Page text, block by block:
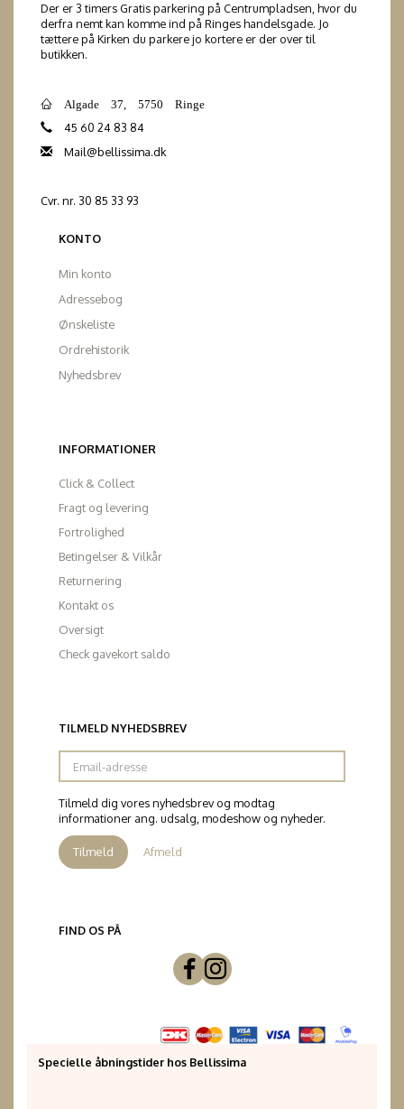
Der er 3 timers Gratis parkering på Centrumpladsen, hvor du
derfra nemt kan komme ind på Ringes handelsgade. Jo
tættere på Kirken du parkere jo kortere er der over til
butikken.
Algade 37, 5750 Ringe
45 60 24 83 84
Mail@bellissima.dk
Cvr. nr. 30 85 33 93
KONTO
Min konto
Adressebog
Ønskeliste
Ordrehistorik
Nyhedsbrev
INFORMATIONER
Click & Collect
Fragt og levering
Fortrolighed
Betingelser & Vilkår
Returnering
Kontakt os
Oversigt
Check gavekort saldo
TILMELD NYHEDSBREV
Email-
adresse
Tilmeld dig vores nyhedsbrev og modtag
informationer ang. udsalg, modeshow og nyheder.
Tilmeld Afmeld
FIND OS PÅ
Specielle åbningstider hos Bellissima